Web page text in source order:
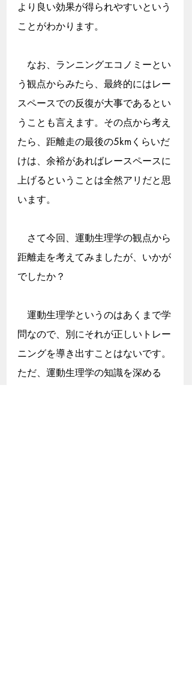
より良い効果が得られやすいという
ことがわかります。
なお、ランニングエコノミーとい
う観点からみたら、最終的にはレー
スペースでの反復が大事であるとい
うことも言えます。その点から考え
たら、距離走の最後の5kmくらいだ
けは、余裕があればレースペースに
上げるということは全然アリだと思
います。
さて今回、運動生理学の観点から
距離走を考えてみましたが、いかが
でしたか？
運動生理学というのはあくまで学
問なので、別にそれが正しいトレー
ニングを導き出すことはないです。
ただ、運動生理学の知識を深める